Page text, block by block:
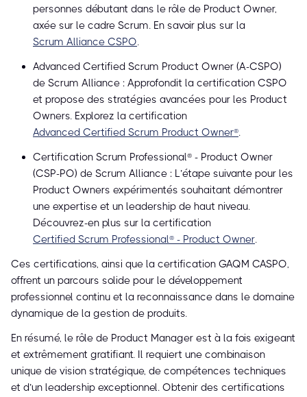
personnes débutant dans le rôle de Product Owner,
axée sur le cadre Scrum. En savoir plus sur la
Scrum Alliance CSPO.
Advanced Certified Scrum Product Owner (A-CSPO)
de Scrum Alliance : Approfondit la certification CSPO
et propose des stratégies avancées pour les Product
Owners. Explorez la certification
Advanced Certified Scrum Product Owner®.
Certification Scrum Professional® - Product Owner
(CSP-PO) de Scrum Alliance : L’étape suivante pour les
Product Owners expérimentés souhaitant démontrer
une expertise et un leadership de haut niveau.
Découvrez-en plus sur la certification
Certified Scrum Professional® - Product Owner.
Ces certifications, ainsi que la certification GAQM CASPO,
offrent un parcours solide pour le développement
professionnel continu et la reconnaissance dans le domaine
dynamique de la gestion de produits.
En résumé, le rôle de Product Manager est à la fois exigeant
et extrêmement gratifiant. Il requiert une combinaison
unique de vision stratégique, de compétences techniques
et d’un leadership exceptionnel. Obtenir des certifications